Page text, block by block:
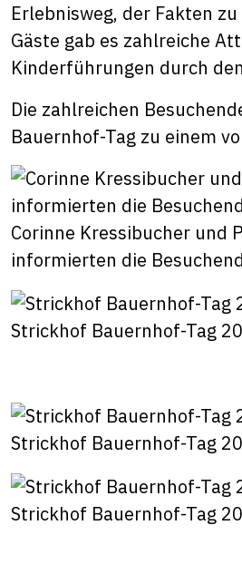
Erlebnisweg, der Fakten
Gäste gab es zahlreiche
Kinderführungen durch
Die zahlreichen
Bauernhof-Tag zu einem
Corinne Kressibucher und
informierten die
Strickhof Bauernhof-Tag
Strickhof Bauernhof-Tag
Strickhof Bauernhof-Tag